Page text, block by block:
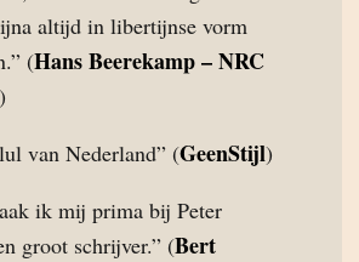
altijd in libertijnse vorm
(Hans Beerekamp – NRC
)
van Nederland” (GeenStijl)
ik mij prima bij Peter
groot schrijver.” (Bert